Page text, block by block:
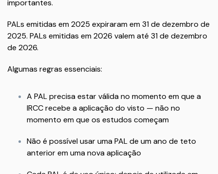
importantes.
PALs emitidas em 2025 expiraram em 31 de dezembro de
2025. PALs emitidas em 2026 valem até 31 de dezembro
de 2026.
Algumas regras essenciais:
A PAL precisa estar válida no momento em que a
IRCC recebe a aplicação do visto — não no
momento em que os estudos começam
Não é possível usar uma PAL de um ano de teto
anterior em uma nova aplicação